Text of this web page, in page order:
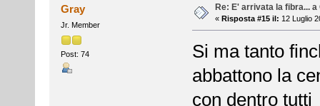
Gray
Jr. Member
Post: 74
Re: E' arrivata la fibra... a
« Risposta #15 il: 12 Luglio
Si ma tanto
abbattono la
con dentro